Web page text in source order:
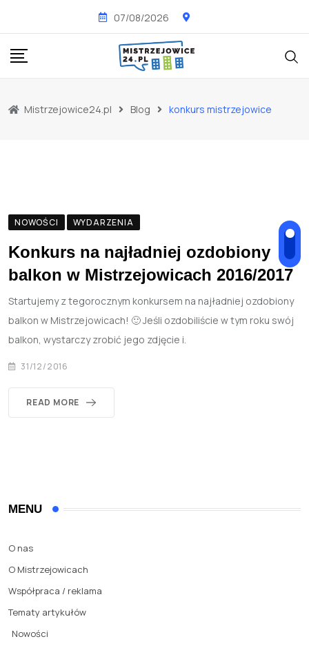
content
07/08/2026
Mistrzejowice24.pl Blog konkurs mistrzejowice
NOWOŚCI WYDARZENIA
Konkurs na najładniej ozdobiony
balkon w Mistrzejowicach 2016/2017
Startujemy z tegorocznym konkursem na najładniej ozdobiony
balkon w Mistrzejowicach! 🙂 Jeśli ozdobiliście w tym roku swój
balkon, wystarczy zrobić jego zdjęcie i.
31/12/2016
READ MORE
MENU
O nas
O Mistrzejowicach
Współpraca / reklama
Tematy artykułów
Nowości